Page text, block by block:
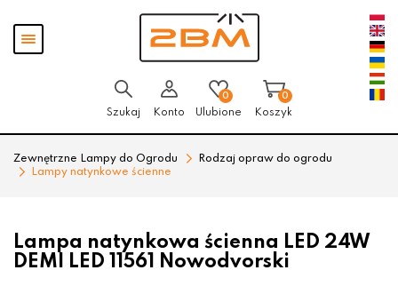
Pokaż
menu
Szukaj Konto
0
Ulubione
0
Koszyk
Zewnętrzne Lampy do Ogrodu
Rodzaj opraw do ogrodu
Lampy natynkowe ścienne
Lampa natynkowa ścienna LED 24W
DEMI LED 11561 Nowodvorski